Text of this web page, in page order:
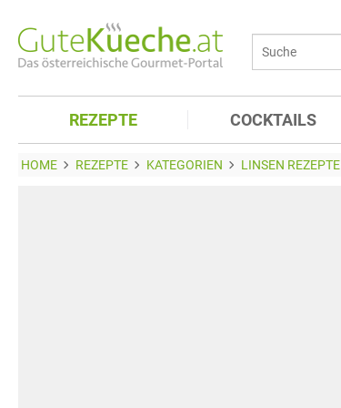
REZEPTE COCKTAILS
HOME REZEPTE KATEGORIEN LINSEN REZEPTE